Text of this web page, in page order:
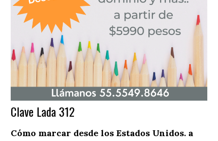
Clave Lada 312
Cómo marcar desde los Estados Unidos. a